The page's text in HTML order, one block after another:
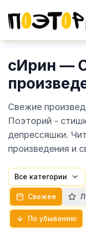
сИрин —
Свежие
Поэторий -
депрессяшки.
произведения и
Все категории
Свежее
По убыванию